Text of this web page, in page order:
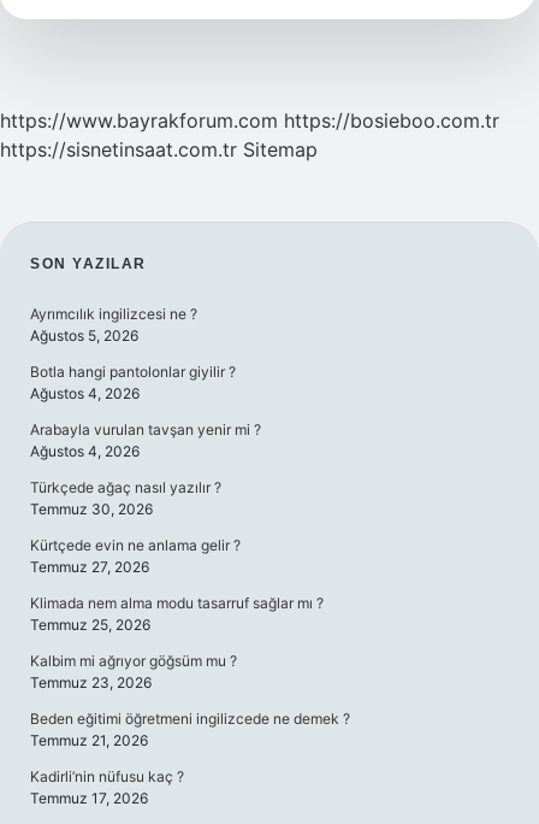
Mi
https://www.bayrakforum.com https://bosieboo.com.tr
https://sisnetinsaat.com.tr Sitemap
SIDEBAR
SON YAZILAR
Ayrımcılık ingilizcesi ne ?
Ağustos 5, 2026
Botla hangi pantolonlar giyilir ?
Ağustos 4, 2026
Arabayla vurulan tavşan yenir mi ?
Ağustos 4, 2026
Türkçede ağaç nasıl yazılır ?
Temmuz 30, 2026
Kürtçede evin ne anlama gelir ?
Temmuz 27, 2026
Klimada nem alma modu tasarruf sağlar mı ?
Temmuz 25, 2026
Kalbim mi ağrıyor göğsüm mu ?
Temmuz 23, 2026
Beden eğitimi öğretmeni ingilizcede ne demek ?
Temmuz 21, 2026
Kadirli’nin nüfusu kaç ?
Temmuz 17, 2026